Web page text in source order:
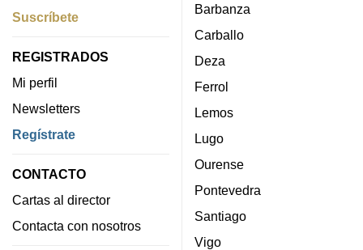
Suscríbete
REGISTRADOS
Mi perfil
Newsletters
Regístrate
CONTACTO
Cartas al director
Contacta con nosotros
Barbanza
Carballo
Deza
Ferrol
Lemos
Lugo
Ourense
Pontevedra
Santiago
Vigo